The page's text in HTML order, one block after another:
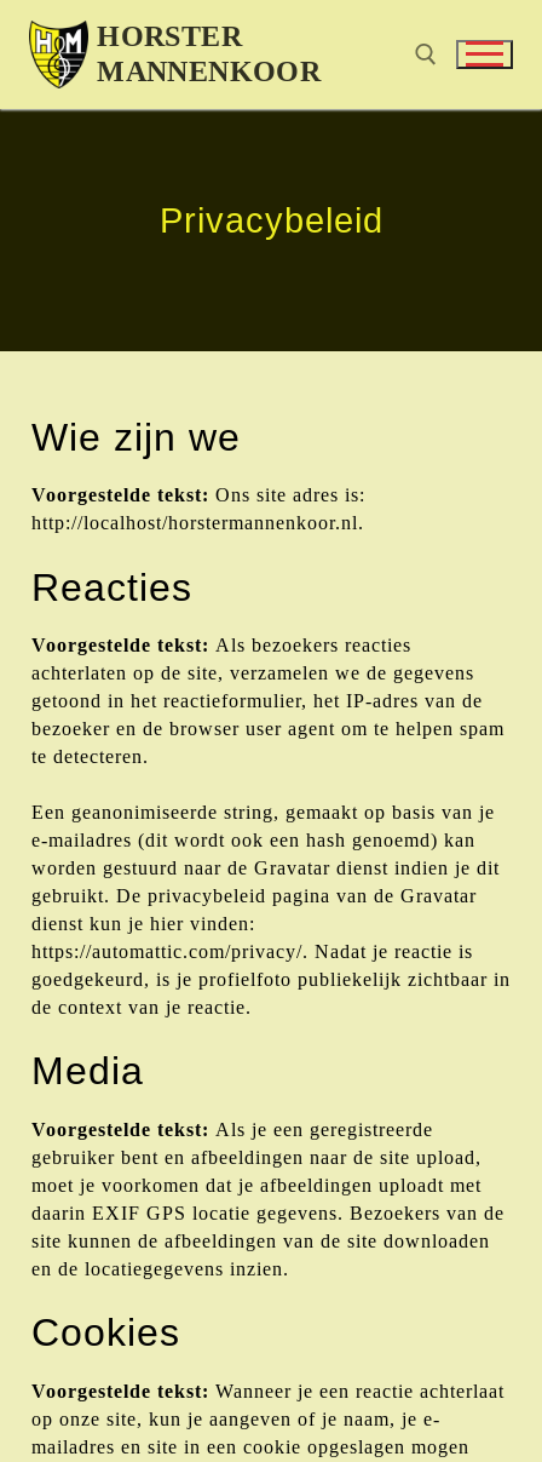
HORSTER
MANNENKOOR
Privacybeleid
Wie zijn we
Voorgestelde tekst: Ons site adres is:
http://localhost/horstermannenkoor.nl.
Reacties
Voorgestelde tekst: Als bezoekers reacties
achterlaten op de site, verzamelen we de gegevens
getoond in het reactieformulier, het IP-adres van de
bezoeker en de browser user agent om te helpen spam
te detecteren.
Een geanonimiseerde string, gemaakt op basis van je
e-mailadres (dit wordt ook een hash genoemd) kan
worden gestuurd naar de Gravatar dienst indien je dit
gebruikt. De privacybeleid pagina van de Gravatar
dienst kun je hier vinden:
https://automattic.com/privacy/. Nadat je reactie is
goedgekeurd, is je profielfoto publiekelijk zichtbaar in
de context van je reactie.
Media
Voorgestelde tekst: Als je een geregistreerde
gebruiker bent en afbeeldingen naar de site upload,
moet je voorkomen dat je afbeeldingen uploadt met
daarin EXIF GPS locatie gegevens. Bezoekers van de
site kunnen de afbeeldingen van de site downloaden
en de locatiegegevens inzien.
Cookies
Voorgestelde tekst: Wanneer je een reactie achterlaat
op onze site, kun je aangeven of je naam, je e-
mailadres en site in een cookie opgeslagen mogen